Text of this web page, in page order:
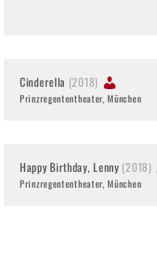
Cinderella (2018)
Prinzregententheater, München
Happy Birthday, Lenny(2018)
Prinzregententheater, München